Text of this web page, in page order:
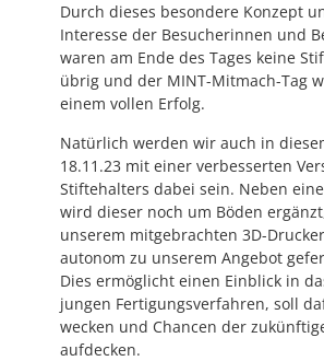
Durch dieses besondere Konzept
Interesse der Besucherinnen und
waren am Ende des Tages keine
übrig und der MINT-Mitmach-Tag
einem vollen Erfolg.
Natürlich werden wir auch in
18.11.23 mit einer verbesserten
Stiftehalters dabei sein. Neben
wird dieser noch um Böden
unserem mitgebrachten 3D-
autonom zu unserem Angebot
Dies ermöglicht einen Einblick in
jungen Fertigungsverfahren, soll
wecken und Chancen der
aufdecken.